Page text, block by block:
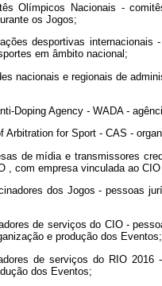
Olímpicos Nacionais -
os Jogos;
desportivas internacionais
em âmbito nacional;
nacionais e regionais de
Doping Agency-WADA-
Arbitration for Sport-CAS-
de mídia e transmissores
, com empresa vinculada ao CIO
dos Jogos - pessoas
de serviços do CIO -
e produção dos Eventos;
de serviços do RIO 2016
dos Eventos;